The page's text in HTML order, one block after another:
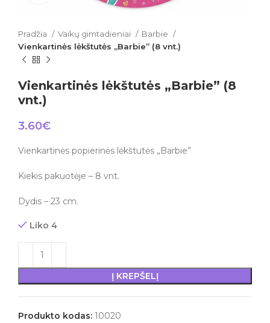
Pradžia Vaikų gimtadieniai
Barbie
Vienkartinės lėkštutės „Barbie” (8 vnt.)
Vienkartinės lėkštutės „Barbie” (8
vnt.)
3.60€
Vienkartinės popierinės lėkštutės „Barbie”
Kiekis pakuotėje – 8 vnt.
Dydis – 23 cm.
Liko 4
Į KREPŠELĮ
Produkto kodas: 10020